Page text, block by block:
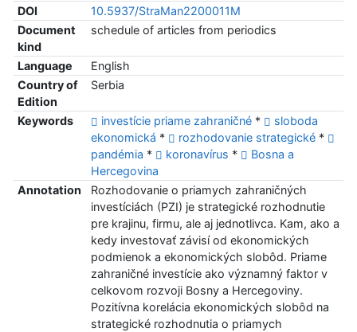
DOI
10.5937/StraMan2200011M
Document
kind
schedule of articles from periodics
Language
English
Country of
Edition
Serbia
Keywords investície priame zahraničné *
sloboda
ekonomická * rozhodovanie strategické *
pandémia * koronavírus *
Bosna a
Hercegovina
Annotation
Rozhodovanie o priamych zahraničných
investíciách (PZI) je strategické rozhodnutie
pre krajinu, firmu, ale aj jednotlivca. Kam, ako a
kedy investovať závisí od ekonomických
podmienok a ekonomických slobôd. Priame
zahraničné investície ako významný faktor v
celkovom rozvoji Bosny a Hercegoviny.
Pozitívna korelácia ekonomických slobôd na
strategické rozhodnutia o priamych